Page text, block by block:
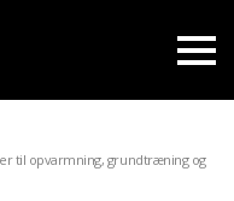
til opvarmning, grundtræning og